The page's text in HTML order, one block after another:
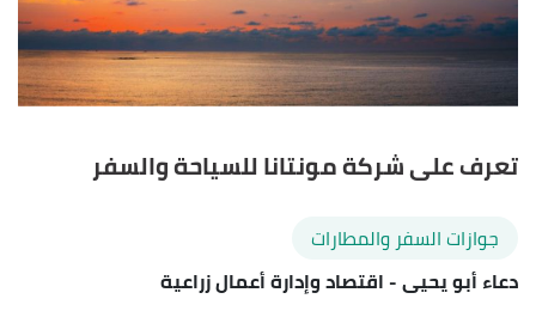
تعرف على شركة مونتانا للسياحة والسفر
جوازات السفر والمطارات
دعاء أبو يحيى- اقتصاد وإدارة أعمال زراعية